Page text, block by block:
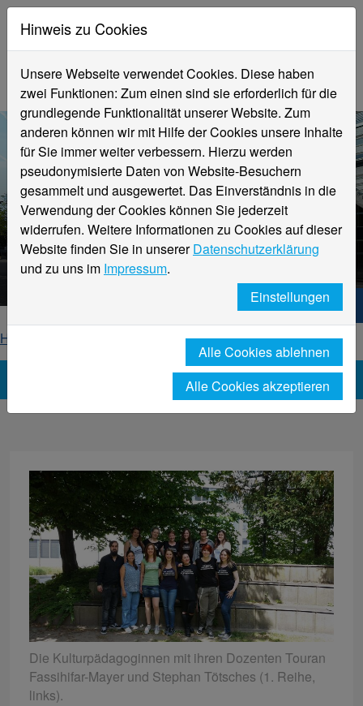
Aktuelle Meldungen
Hochschule Niederrhein
Hochschule Niederrhein. Dein Weg.
Home
News-Detailseite
Die Kulturpädagoginnen mit ihren Dozenten Touran
Fassihifar-Mayer und Stephan Tötsches (1. Reihe,
links).
Hinweis zu Cookies
Unsere Webseite verwendet Cookies. Diese haben
zwei Funktionen: Zum einen sind sie erforderlich für die
grundlegende Funktionalität unserer Website. Zum
anderen können wir mit Hilfe der Cookies unsere Inhalte
für Sie immer weiter verbessern. Hierzu werden
pseudonymisierte Daten von Website-Besuchern
gesammelt und ausgewertet. Das Einverständnis in die
Verwendung der Cookies können Sie jederzeit
widerrufen. Weitere Informationen zu Cookies auf dieser
Website finden Sie in unsererDatenschutzerklärung
und zu uns im Impressum.
Einstellungen
Alle Cookies ablehnen
Alle Cookies akzeptieren